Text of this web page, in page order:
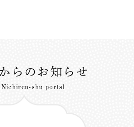
らのお知らせ
shu portal